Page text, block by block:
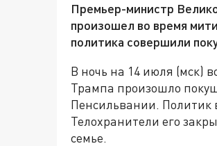
Премьер-министр
произошел во время
политика совершили
В ночь на 14 июля (мск)
Трампа произошло
Пенсильвании. Политик
Телохранители его
семье.